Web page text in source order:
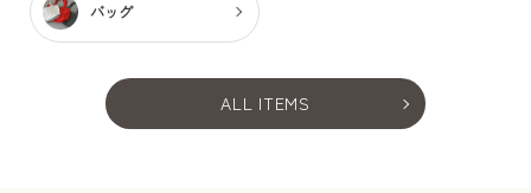
バッグ
ALL ITEMS